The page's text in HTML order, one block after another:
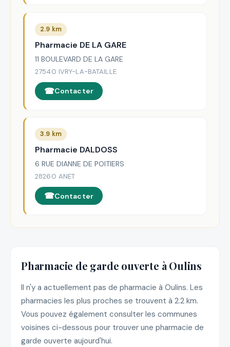
2.9 km
Pharmacie DE LA GARE
11 BOULEVARD DE LA GARE
27540 IVRY-LA-BATAILLE
Contacter
3.9 km
Pharmacie DALDOSS
6 RUE DIANNE DE POITIERS
28260 ANET
Contacter
Pharmacie de garde ouverte à Oulins
Il n'y a actuellement pas de pharmacie à Oulins. Les
pharmacies les plus proches se trouvent à 2.2 km.
Vous pouvez également consulter les communes
voisines ci-dessous pour trouver une pharmacie de
garde ouverte aujourd'hui.